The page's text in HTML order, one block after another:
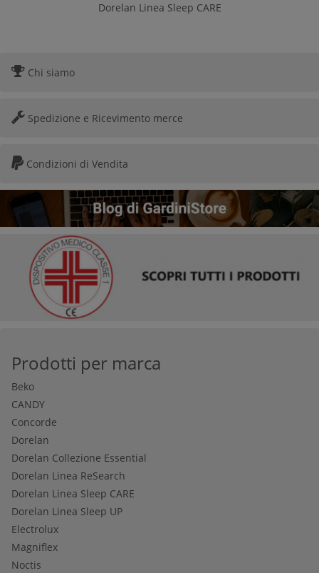
Dorelan Linea Sleep CARE
Chi siamo
Spedizione e Ricevimento merce
Condizioni di Vendita
Prodotti per marca
Beko
CANDY
Concorde
Dorelan
Dorelan Collezione Essential
Dorelan Linea ReSearch
Dorelan Linea Sleep CARE
Dorelan Linea Sleep UP
Electrolux
Magniflex
Noctis